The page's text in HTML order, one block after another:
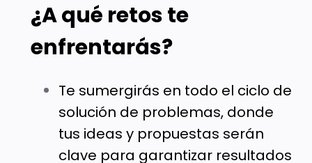
¿A qué retos te
enfrentarás?
Te sumergirás en todo el ciclo de
solución de problemas, donde
tus ideas y propuestas serán
clave para garantizar resultados